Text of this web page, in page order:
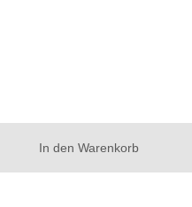
In den Warenkorb